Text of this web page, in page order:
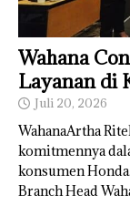
Wahana
Layanan di
Juli 20, 2026
WahanaArtha
komitmennya
konsumen
Branch Head